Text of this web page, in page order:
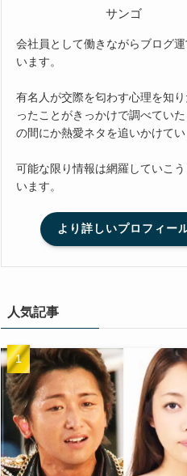
サンゴ
会社員として働きながらブログ
います。
有名人が交際を匂わす心理を知
ったことがきっかけで調べてい
の間にか熱愛ネタを追いかけてい
可能な限り情報は網羅していこ
います。
より詳しいプロフィー
人気記事